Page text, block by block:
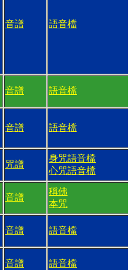
音譜 語音檔
音譜 語音檔
音譜 語音檔
咒譜
身咒語音檔
心咒語音檔
音譜
稱佛
本咒
音譜 語音檔
音譜 語音檔